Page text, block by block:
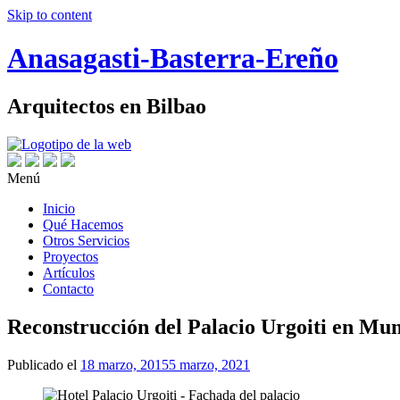
Skip to content
Anasagasti-Basterra-Ereño
Arquitectos en Bilbao
Menú
Inicio
Qué Hacemos
Otros Servicios
Proyectos
Artículos
Contacto
Reconstrucción del Palacio Urgoiti en
Publicado el 18 marzo, 20155 marzo, 2021